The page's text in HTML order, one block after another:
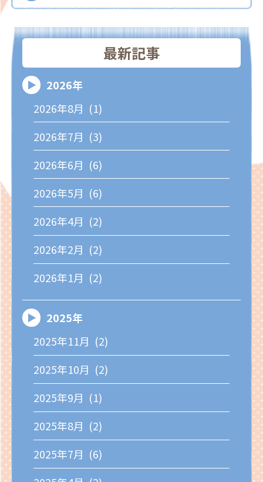
最新記事
2026年
2026年8月 (1)
2026年7月 (3)
2026年6月 (6)
2026年5月 (6)
2026年4月 (2)
2026年2月 (2)
2026年1月 (2)
2025年
2025年11月 (2)
2025年10月 (2)
2025年9月 (1)
2025年8月 (2)
2025年7月 (6)